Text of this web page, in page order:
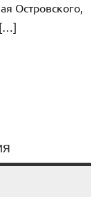
Островского,
[…]